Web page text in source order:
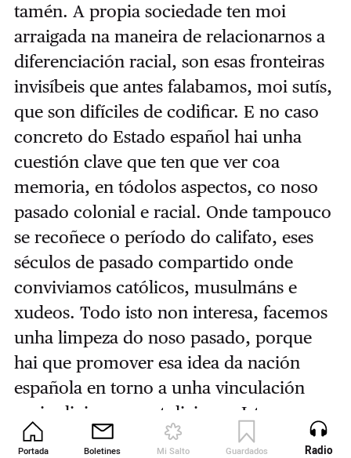
Portada Boletines Mi Salto Guardados Revista
tamén. A propia sociedade ten moi
arraigada na maneira de relacionarnos a
diferenciación racial, son esas fronteiras
invisíbeis que antes falabamos, moi sutís,
que son difíciles de codificar. E no caso
concreto do Estado español hai unha
cuestión clave que ten que ver coa
memoria, en tódolos aspectos, co noso
pasado colonial e racial. Onde tampouco
se recoñece o período do califato, eses
séculos de pasado compartido onde
conviviamos católicos, musulmáns e
xudeos. Todo isto non interesa, facemos
unha limpeza do noso pasado, porque
hai que promover esa idea da nación
española en torno a unha vinculación
moi relixiosa co catolicismo. Isto serve
para explicar ese auxe dos discursos
Radio